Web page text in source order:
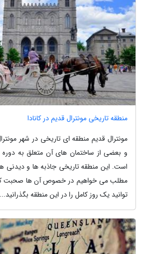
منطقه تاریخی مونترال قدیم در کانادا
مونترال قدیم منطقه ای تاریخی در شهر
است. این منطقه تاریخی جاذبه ها و دیدنی
مطلب می خواهیم در خصوص آن ها صحبت
توانید یک روز کامل را در این منطقه بگذرانید...